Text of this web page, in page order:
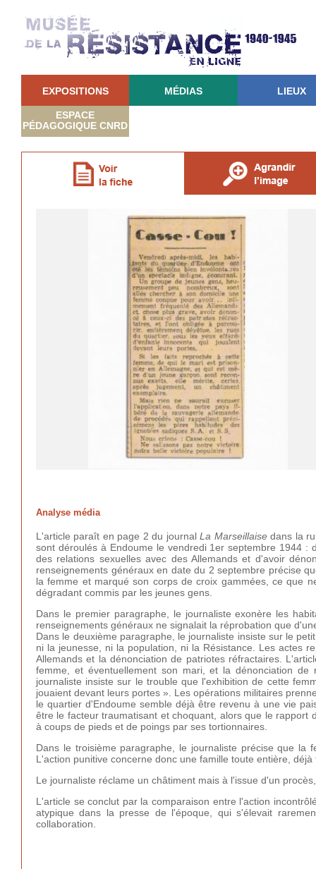
EXPOSITIONS MÉDIAS LIEUX
ESPACE
PÉDAGOGIQUE CNRD
Analyse média
L'article paraît en page 2 du journalLa Marseillaisedans la
sont déroulés à Endoume le vendredi 1er septembre 1944
des relations sexuelles avec des Allemands et d'avoir
renseignements généraux en date du 2 septembre précise
la femme et marqué son corps de croix gammées, ce que
dégradant commis par les jeunes gens.
Dans le premier paragraphe, le journaliste exonère les
renseignements généraux ne signalait la réprobation que
Dans le deuxième paragraphe, le journaliste insiste sur le
ni la jeunesse, ni la population, ni la Résistance. Les actes
Allemands et la dénonciation de patriotes réfractaires.
femme, et éventuellement son mari, et la dénonciation
journaliste insiste sur le trouble que l'exhibition de cette
jouaient devant leurs portes ». Les opérations militaires
le quartier d'Endoume semble déjà être revenu à une vie
être le facteur traumatisant et choquant, alors que le
à coups de pieds et de poings par ses tortionnaires.
Dans le troisième paragraphe, le journaliste précise que
L'action punitive concerne donc une famille toute entière,
Le journaliste réclame un châtiment mais à l'issue d'un
L'article se conclut par la comparaison entre l'action
atypique dans la presse de l'époque, qui s'élevait
collaboration.